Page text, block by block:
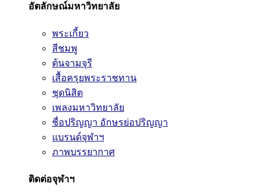
อัตลักษณ์มหาวิทยาลัย
พระเกี้ยว
สีชมพู
ต้นจามจุรี
เสื้อครุยพระราชทาน
ชุดนิสิต
เพลงมหาวิทยาลัย
ชื่อปริญญา อักษรย่อปริญญา
แบรนด์จุฬาฯ
ภาพบรรยากาศ
ติดต่อจุฬาฯ